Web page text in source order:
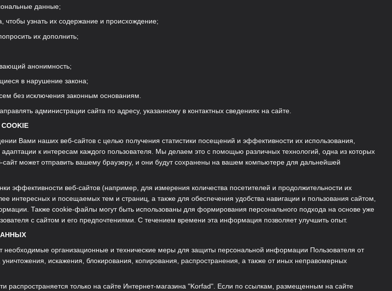
данные;
чтобы узнать их содержание и происхождение;
их дополнить;
анонимность;
в нарушение закона;
без исключения законным основаниям.
администрации сайта по адресу, указанному в контактных сведениях на сайте.
Вами наших веб-сайтов с целью получения статистики посещений и эффективности их использования,
к интересам каждого пользователя. Мы делаем это с помощью различных технологий, одна из которых
может отправить вашему браузеру, и они будут сохранены на вашем компьютере для дальнейшей
эффективности веб-сайтов (например, для измерения количества посетителей и продолжительности их
интересных и посещаемых тем и страниц, а также для обеспечения удобства навигации и пользования сайтом,
Также cookie-файлы могут быть использованы для формирования персонального подхода на основе уже
с сайтом и его предпочтениями. С течением времени эта информация позволяет улучшить опыт.
необходимые организационные и технические меры для защиты персональной информации Пользователя от
искажения, блокирования, копирования, распространения, а также от иных неправомерных
распространяется только на сайте Интернет-магазина "Korfad". Если по ссылкам, размещенным на сайте